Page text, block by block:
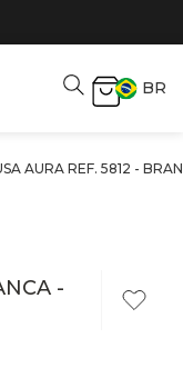
BR
AURA REF. 5812 -
-